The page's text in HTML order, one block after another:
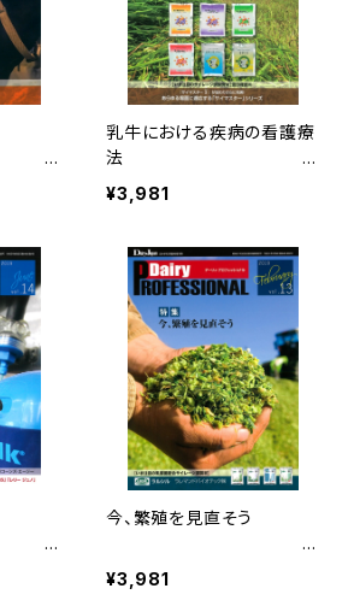
IoT
乳牛における疾病の看護療
法
Dairy PROFES
SIONAL Vol.15
¥3,981
る 今、繁殖を見直そう
Dairy PROF
ESSIONAL Vol.13
¥3,981